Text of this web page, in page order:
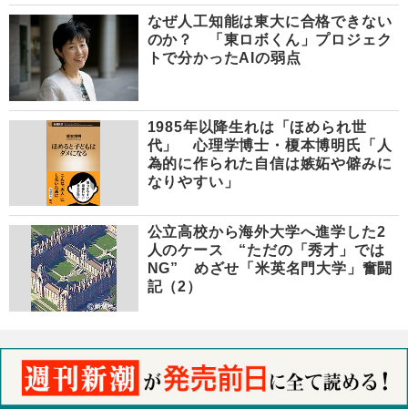
なぜ人工知能は東大に合格できない
のか？ 「東ロボくん」プロジェク
トで分かったAIの弱点
1985年以降生れは「ほめられ世
代」 心理学博士・榎本博明氏「人
為的に作られた自信は嫉妬や僻みに
なりやすい」
公立高校から海外大学へ進学した2
人のケース “ただの「秀才」では
NG” めざせ「米英名門大学」奮闘
記（2）